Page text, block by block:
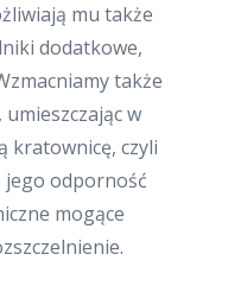
mu także
dodatkowe,
także
w
kratownicę, czyli
jego odporność
mogące